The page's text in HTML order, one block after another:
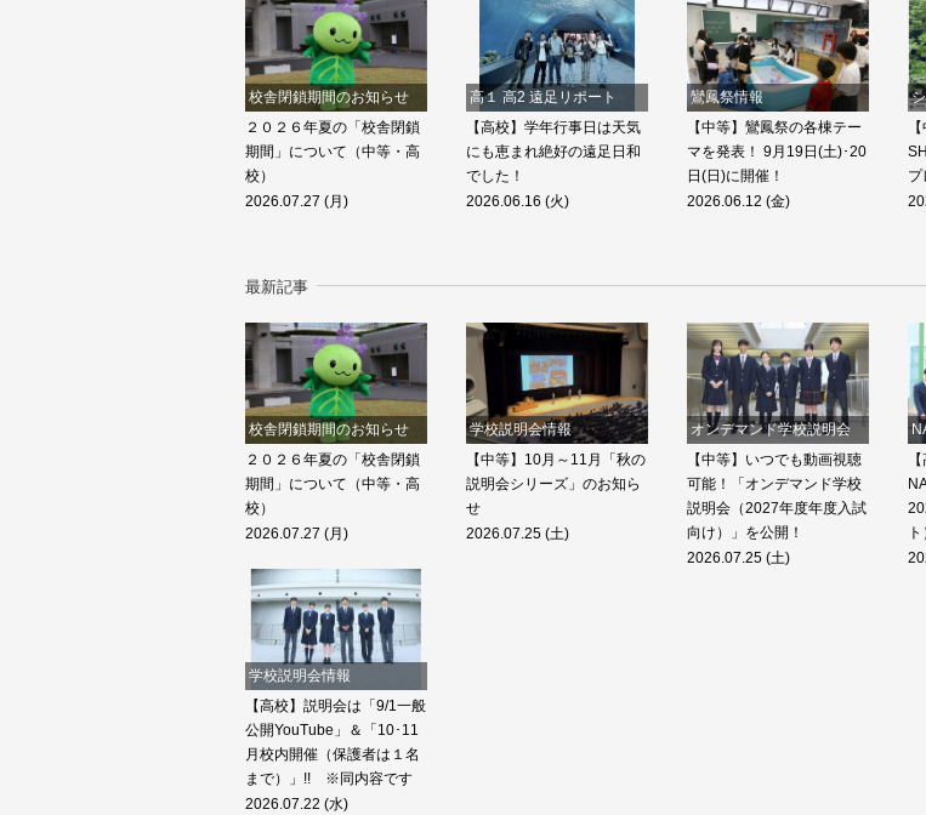
校舎閉鎖期間のお知らせ
２０２６年夏の「校舎閉鎖
期間」について（中等・高
校）
2026.07.27 (月)
高１ 高2 遠足リポート
【高校】学年行事日は天気
にも恵まれ絶好の遠足日和
でした！
2026.06.16 (火)
鸞鳳祭情報
【中等】鸞鳳祭の各棟テー
マを発表！ 9月19日(土)･20
日(日)に開催！
2026.06.12 (金)
プ
最新記事
校舎閉鎖期間のお知らせ
２０２６年夏の「校舎閉鎖
期間」について（中等・高
校）
2026.07.27 (月)
学校説明会情報
【中等】10月～11月「秋の
説明会シリーズ」のお知ら
せ
2026.07.25 (土)
オンデマンド学校説明会
【中等】いつでも動画視聴
可能！「オンデマンド学校
説明会（2027年度年度入試
向け）」を公開！
2026.07.25 (土)
学校説明会情報
【高校】説明会は「9/1一般
公開YouTube」＆「10･11
月校内開催（保護者は１名
まで）」!! ※同内容です
2026.07.22 (水)